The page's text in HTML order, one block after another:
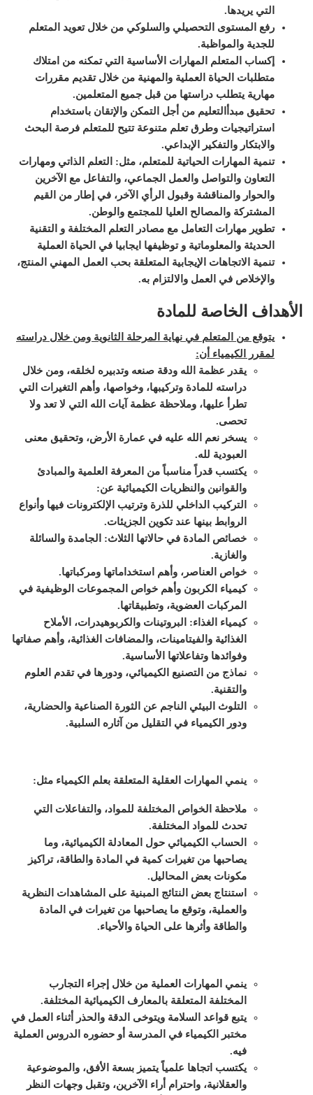
التي يريدها.
رفع المستوى التحصيلي والسلوكي من خلال تعويد المتعلم
للجدية والمواظبة.
إكساب المتعلم المهارات الأساسية التي تمكنه من امتلاك
متطلبات الحياة العملية والمهنية من خلال تقديم مقررات
مهارية يتطلب دراستها من قبل جميع المتعلمين.
تحقيق مبدأ
التعليم من أجل التمكن والإتقان باستخدام
استراتيجيات وطرق تعلم متنوعة تتيح للمتعلم فرصة البحث
والابتكار والتفكير الإبداعي.
تنمية المهارات الحياتية للمتعلم، مثل: التعلم الذاتي ومهارات
التعاون والتواصل والعمل الجماعي، والتفاعل مع الآخرين
والحوار والمناقشة وقبول الرأي الآخر، في إطار من القيم
المشتركة والمصالح العليا للمجتمع والوطن.
تطوير مهارات التعامل مع مصادر التعلم المختلفة و التقنية
الحديثة والمعلوماتية و توظيفها ايجابيا في الحياة العملية
تنمية الاتجاهات الإيجابية المتعلقة بحب العمل المهني المنتج،
والإخلاص في العمل والالتزام به.
الأهداف الخاصة للمادة
يتوقع من المتعلم في نهاية المرحلة الثانوية ومن خلال دراسته
لمقرر الكيمياء أن:
يقدر عظمة الله ودقة صنعه وتدبيره لخلقه، ومن خلال
دراسته للمادة وتركيبها، وخواصها، وأهم التغيرات التي
تطرأ عليها، وملاحظة عظمة آيات الله التي لا تعد ولا
تحصى.
يسخر نعم الله عليه في عمارة الأرض، وتحقيق معنى
العبودية لله.
يكتسب قدراً مناسباً من المعرفة العلمية والمبادئ
والقوانين والنظريات الكيميائية عن:
التركيب الداخلي للذرة وترتيب الإلكترونات فيها وأنواع
الروابط بينها عند تكوين الجزيئات.
خصائص المادة في حالاتها الثلاث: الجامدة والسائلة
والغازية.
خواص العناصر، وأهم استخداماتها ومركباتها.
كيمياء الكربون وأهم خواص المجموعات الوظيفية في
المركبات العضوية، وتطبيقاتها.
كيمياء الغذاء: البروتينات والكربوهيدرات، الأملاح
الغذائية والفيتامينات، والمضافات الغذائية، وأهم صفاتها
وفوائدها وتفاعلاتها الأساسية.
نماذج من التصنيع الكيميائي، ودورها في تقدم العلوم
والتقنية.
التلوث البيئي الناجم عن الثورة الصناعية والحضارية،
ودور الكيمياء في التقليل من آثاره السلبية.
ينمي المهارات العقلية المتعلقة بعلم الكيمياء مثل:
ملاحظة الخواص المختلفة للمواد، والتفاعلات التي
تحدث للمواد المختلفة.
الحساب الكيميائي حول المعادلة الكيميائية، وما
يصاحبها من تغيرات كمية في المادة والطاقة، تراكيز
مكونات بعض المحاليل.
استنتاج بعض النتائج المبنية على المشاهدات النظرية
والعملية، وتوقع ما يصاحبها من تغيرات في المادة
والطاقة وأثرها على الحياة والأحياء.
ينمي المهارات العملية من خلال إجراء التجارب
المختلفة المتعلقة بالمعارف الكيميائية المختلفة.
يتبع قواعد السلامة ويتوخى الدقة والحذر أثناء العمل في
مختبر الكيمياء في المدرسة أو حضوره الدروس العملية
فيه.
يكتسب اتجاها علمياً يتميز بسعة الأفق، والموضوعية
والعقلانية، واحترام أراء الآخرين، وتقبل وجهات النظر